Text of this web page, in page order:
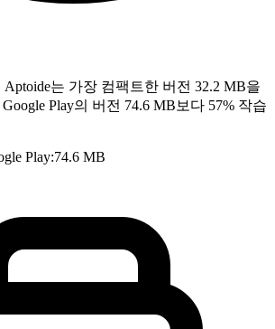
는 가장 컴팩트한 버전 32.2 MB을
Play의 버전 74.6 MB보다 57% 작습
Play:74.6 MB